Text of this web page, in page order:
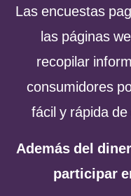
Las encuestas
las páginas
recopilar
consumidores
fácil y rápida
Además del
participar